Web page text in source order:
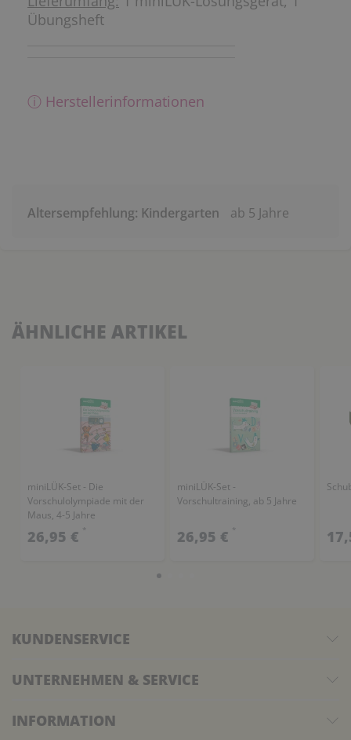
Übungsheft
ⓘ Herstellerinformationen
Altersempfehlung: Kindergarten ab 5 Jahre
ÄHNLICHE ARTIKEL
miniLÜK-Set - Die
Vorschulolympiade mit der
Maus, 4-5 Jahre
26,95 € *
miniLÜK-Set -
Vorschultraining, ab 5 Jahre
26,95 € *
KUNDENSERVICE
UNTERNEHMEN & SERVICE
INFORMATION